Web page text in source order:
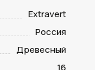
Extravert
Россия
Древесный
16